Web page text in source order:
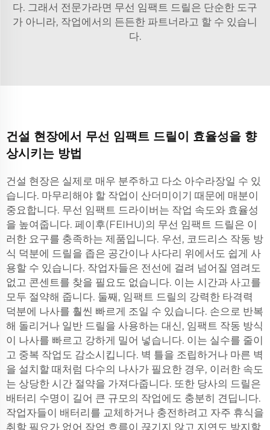
다. 그래서 전문가라면 무선 임팩트 드릴은 단순한 도구
가 아니라, 작업에서의 든든한 파트너라고 할 수 있습니
다.
건설 현장에서 무선 임팩트 드릴이 효율성을 향
상시키는 방법
건설 현장은 실제로 매우 분주하고 다소 아수라장일 수 있
습니다. 마무리해야 할 작업이 산더미이기 때문에 매분이
중요합니다. 무선 임팩트 드라이버는 작업 속도와 효율성
을 높여줍니다. 페이후(FEIHU)의 무선 임팩트 드릴은 이
러한 요구를 충족하는 제품입니다. 우선, 코드리스 작동 방
식 덕분에 드릴을 좁은 공간이나 사다리 위에서도 쉽게 사
용할 수 있습니다. 작업자들은 전선에 걸려 넘어질 염려도
없고 콘센트를 찾을 필요도 없습니다. 이는 시간과 사고를
모두 절약해 줍니다. 둘째, 임팩트 드릴의 강력한 타격력
덕분에 나사를 훨씬 빠르게 조일 수 있습니다. 손으로 반복
해 돌리거나 일반 드릴을 사용하는 대신, 임팩트 작동 방식
이 나사를 빠르고 강하게 밀어 넣습니다. 이는 실수를 줄이
고 중복 작업도 감소시킵니다. 벽 틀을 조립하거나 마른 벽
을 설치할 때처럼 다수의 나사가 필요한 경우, 이러한 속도
는 상당한 시간 절약을 가져다줍니다. 또한 당사의 드릴은
배터리 수명이 길어 큰 규모의 작업에도 충분히 견딥니다.
작업자들이 배터리를 교체하거나 충전하려고 자주 휴식을
취할 필요가 없어 작업 흐름이 끊기지 않고 지연도 방지할